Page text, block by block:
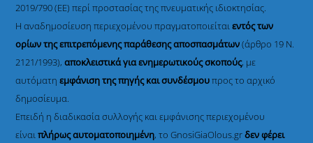
2019/790 (ΕΕ) περί προστασίας της πνευματικής ιδιοκτησίας.
Η αναδημοσίευση περιεχομένου πραγματοποιείταιεντός των
ορίων της επιτρεπόμενης παράθεσης αποσπασμάτων(άρθρο 19 Ν.
2121/1993), αποκλειστικά για ενημερωτικούς σκοπούς, με
αυτόματηεμφάνιση της πηγής και συνδέσμουπρος το αρχικό
δημοσίευμα.
Επειδή η διαδικασία συλλογής και εμφάνισης περιεχομένου
είναιπλήρως αυτοματοποιημένη, το GnosiGiaOlous.grδεν φέρει